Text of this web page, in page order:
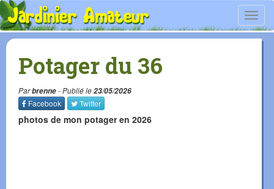
Potager du 36
Parbrenne- Publié le23/05/2026
Facebook
Twitter
photos de mon potager en 2026